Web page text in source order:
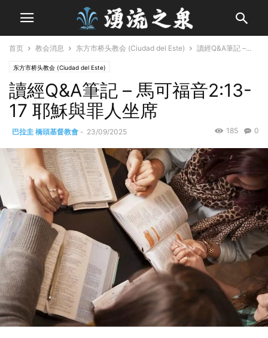
首页 教会消息 东方市桥头教会 (Ciudad del Este) 讀經Q&A筆記 –...
东方市桥头教会 (Ciudad del Este)
讀經Q&A筆記 – 馬可福音2:13-
17 耶穌與罪人坐席
巴拉圭 橋頭基督教會 - 23/09/2025 0
185